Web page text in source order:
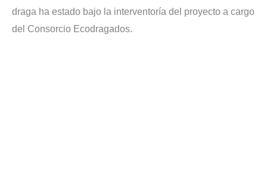
draga ha estado bajo la interventoría del proyecto a cargo
del Consorcio Ecodragados.